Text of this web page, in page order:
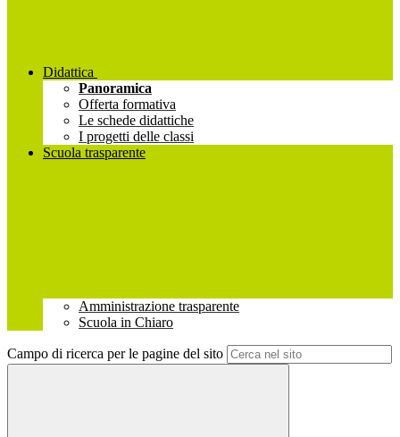
Didattica
Panoramica
Offerta formativa
Le schede didattiche
I progetti delle classi
Scuola trasparente
Amministrazione trasparente
Scuola in Chiaro
Campo di ricerca per le pagine del sito